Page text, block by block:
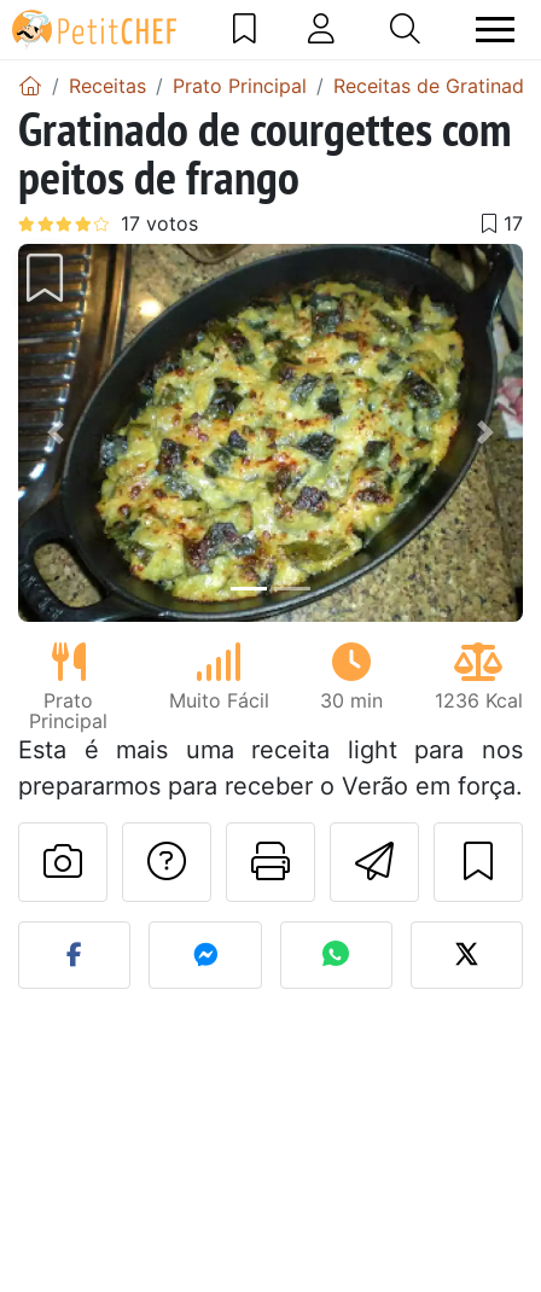
Receitas Prato Principal Receitas de Gratinado
Gratinado de courgettes com
peitos de frango
Anterior Next
Prato
Principal
Muito Fácil 30 min 1236 Kcal
Esta é mais uma receita light para nos
prepararmos para receber o Verão em força.
Imprima
Falar com o autor
Fez esta receita?